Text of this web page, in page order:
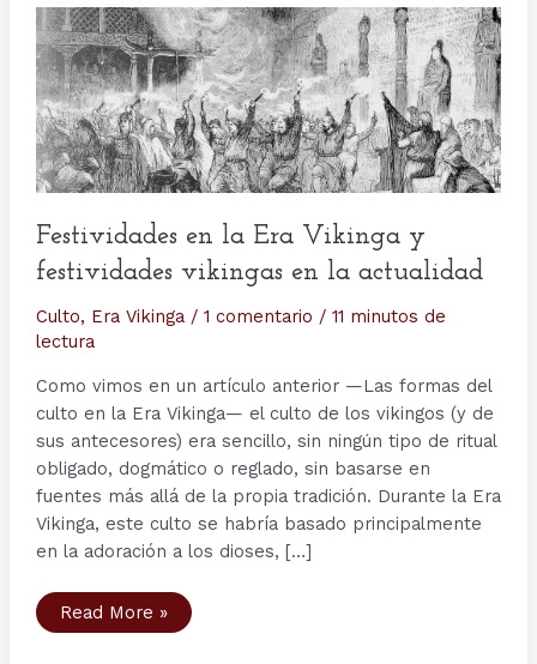
Festividades en la Era Vikinga y
festividades vikingas en la actualidad
Culto, Era Vikinga/ 1 comentario / 11 minutos de
lectura
Como vimos en un artículo anterior —Las formas del
culto en la Era Vikinga— el culto de los vikingos (y de
sus antecesores) era sencillo, sin ningún tipo de ritual
obligado, dogmático o reglado, sin basarse en
fuentes más allá de la propia tradición. Durante la Era
Vikinga, este culto se habría basado principalmente
en la adoración a los dioses, […]
Festividades
en
Read More »